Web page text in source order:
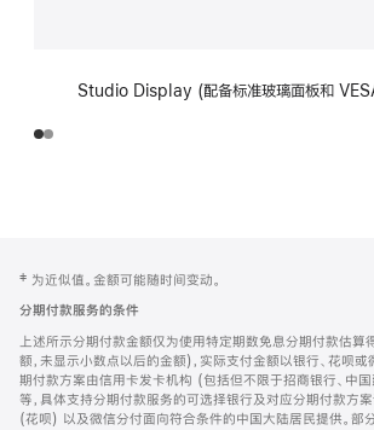
Studio Display (配备标准玻璃面板和
页
页
脚
注
‡ 为近似值。金额可能随时间变动。
分期付款服务的条件
上述所示分期付款金额仅为使用特定期数免息分期付款估算
额，未显示小数点以后的金额)，实际支付金额以银行、花呗或
期付款方案由信用卡发卡机构 (包括但不限于招商银行、中国
等，具体支持分期付款服务的可选择银行及对应分期付款方
(花呗) 以及微信分付面向符合条件的中国大陆居民提供。部